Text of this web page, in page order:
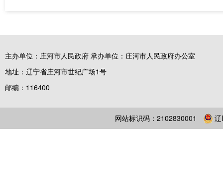
主办单位：庄河市人民政府 承办单位：庄河市人民政府办公室
地址：辽宁省庄河市世纪广场1号
邮编：116400
网站标识码：2102830001